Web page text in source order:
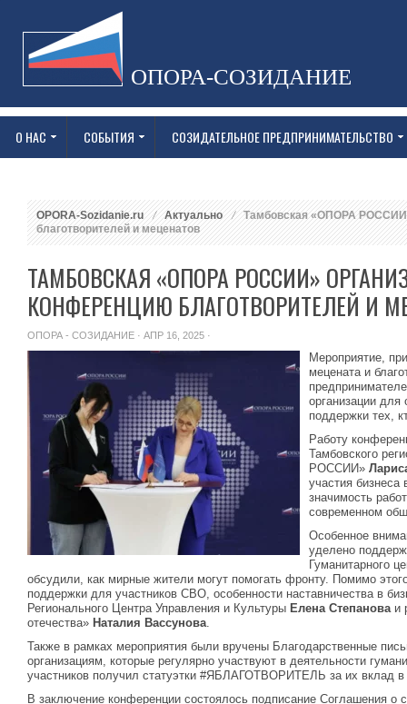
ОПОРА-СОЗИДАНИЕ
О НАС СОБЫТИЯ СОЗИДАТЕЛЬНОЕ ПРЕДПРИНИМАТЕЛЬСТВО
OPORA-Sozidanie.ru Актуально
Тамбовская «ОПОРА
благотворителей и меценатов
ТАМБОВСКАЯ «ОПОРА РОССИИ»
КОНФЕРЕНЦИЮ БЛАГОТВОРИТЕЛЕЙ И
ОПОРА - СОЗИДАНИЕ · АПР 16, 2025 ·
Мероприятие,
мецената и
организации для
поддержки тех,
Работу
Тамбовского
РОССИИ»
участия бизнеса
значимость
современном
Особенное
уделено
Гуманитарного
обсудили, как мирные жители могут помогать фронту. Помимо
поддержки для участников СВО, особенности наставничества в
Регионального Центра Управления и Культуры Елена Степановаи
отечества» Наталия Вассунова.
Также в рамках мероприятия были вручены Благодарственные
организациям, которые регулярно участвуют в деятельности
участников получил статуэтки #ЯБЛАГОТВОРИТЕЛЬ за их вклад в
В заключение конференции состоялось подписание Соглашения о